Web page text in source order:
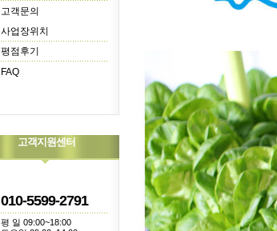
고객문의
사업장위치
평점후기
FAQ
고객지원센터
010-5599-2791
평 일 09:00~18:00